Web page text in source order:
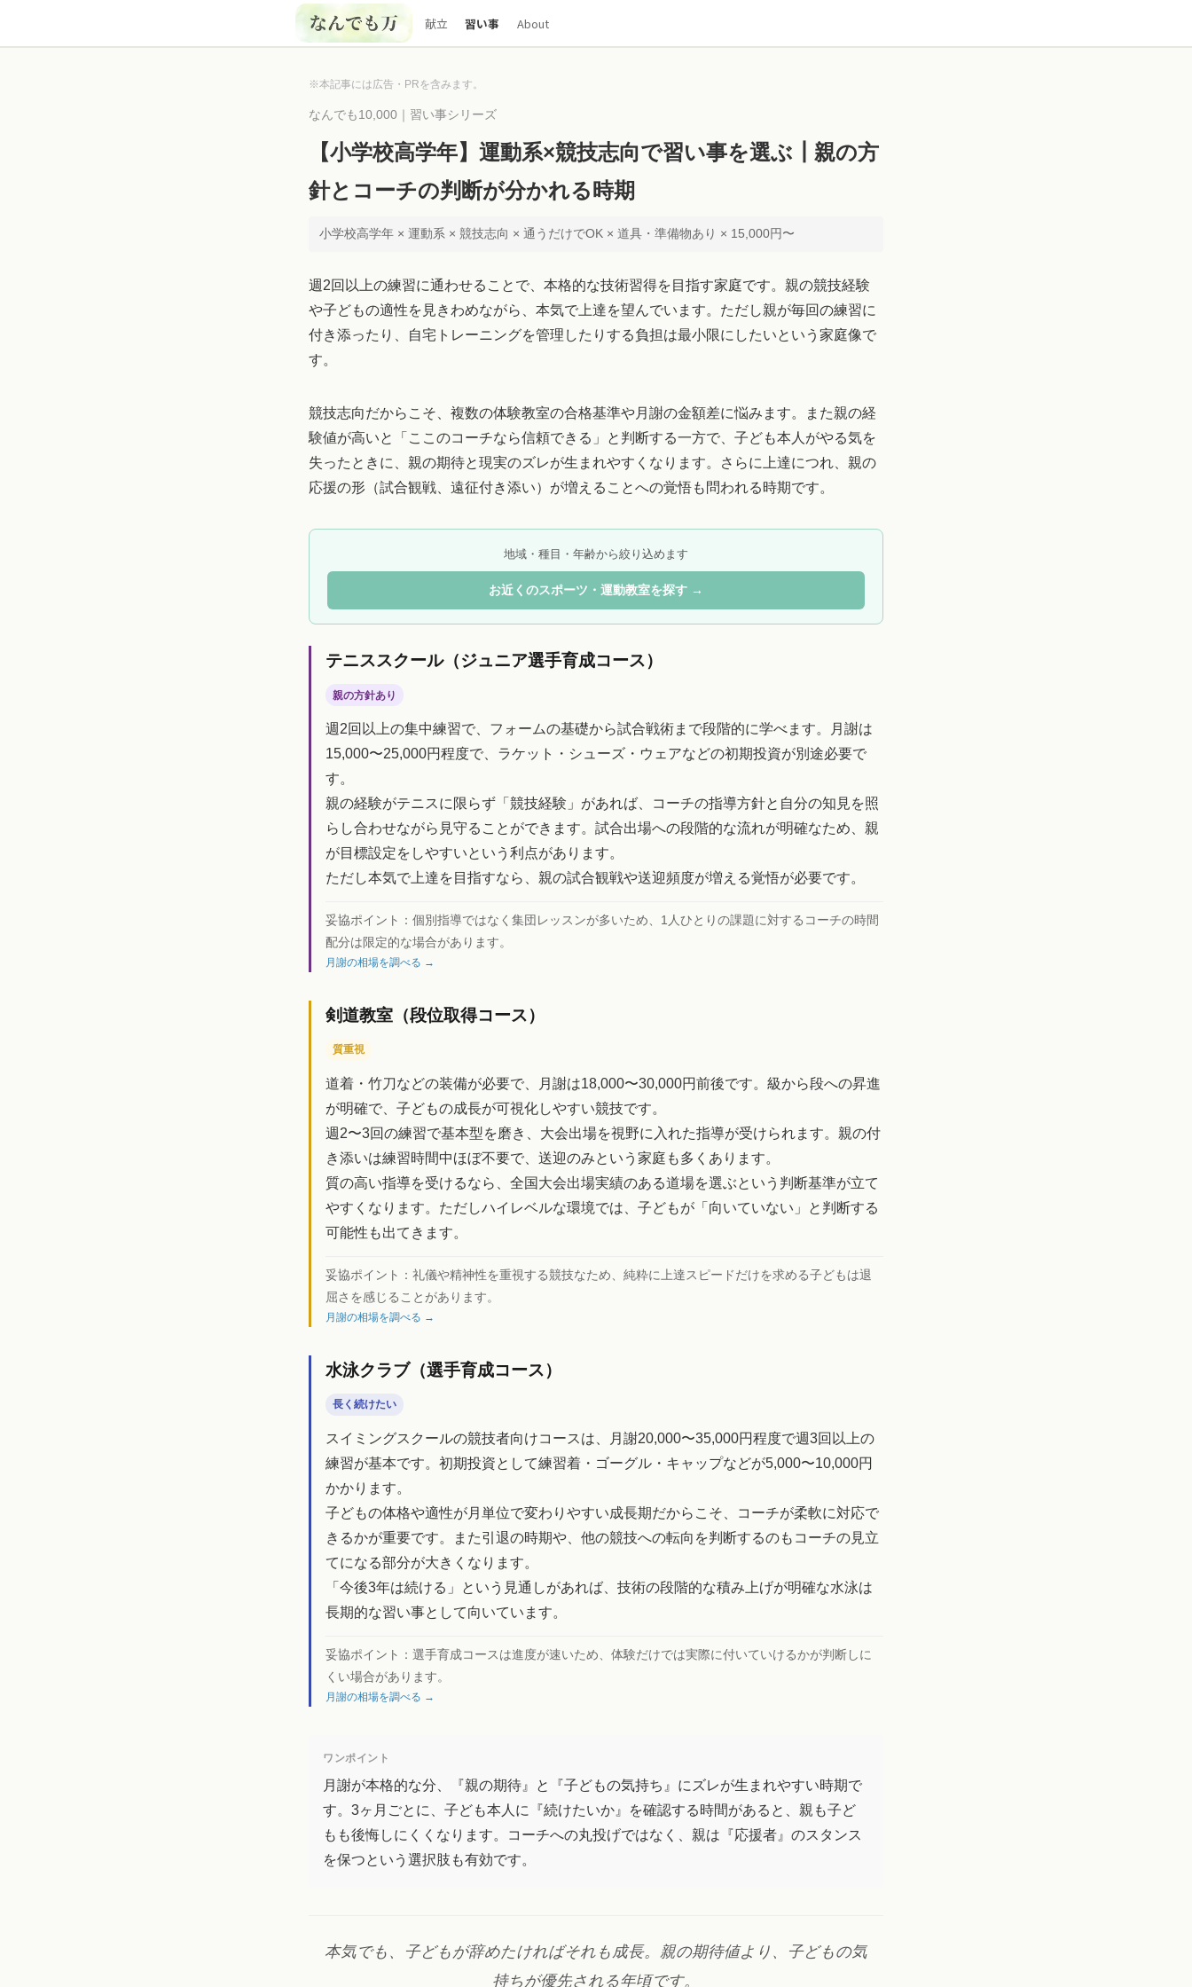
献立 習い事 About
※本記事には広告・PRを含みます。
なんでも10,000｜習い事シリーズ
【小学校高学年】運動系×競技志向で習い事を選ぶ┃親の方
針とコーチの判断が分かれる時期
小学校高学年 × 運動系 × 競技志向 × 通うだけでOK × 道具・準備物あり × 15,000円〜
週2回以上の練習に通わせることで、本格的な技術習得を目指す家庭です。親の競技経験
や子どもの適性を見きわめながら、本気で上達を望んでいます。ただし親が毎回の練習に
付き添ったり、自宅トレーニングを管理したりする負担は最小限にしたいという家庭像で
す。
競技志向だからこそ、複数の体験教室の合格基準や月謝の金額差に悩みます。また親の経
験値が高いと「ここのコーチなら信頼できる」と判断する一方で、子ども本人がやる気を
失ったときに、親の期待と現実のズレが生まれやすくなります。さらに上達につれ、親の
応援の形（試合観戦、遠征付き添い）が増えることへの覚悟も問われる時期です。
地域・種目・年齢から絞り込めます
お近くのスポーツ・運動教室を探す →
テニススクール（ジュニア選手育成コース）
親の方針あり
週2回以上の集中練習で、フォームの基礎から試合戦術まで段階的に学べます。月謝は
15,000〜25,000円程度で、ラケット・シューズ・ウェアなどの初期投資が別途必要で
す。
親の経験がテニスに限らず「競技経験」があれば、コーチの指導方針と自分の知見を照
らし合わせながら見守ることができます。試合出場への段階的な流れが明確なため、親
が目標設定をしやすいという利点があります。
ただし本気で上達を目指すなら、親の試合観戦や送迎頻度が増える覚悟が必要です。
妥協ポイント： 個別指導ではなく集団レッスンが多いため、1人ひとりの課題に対するコーチの時間
配分は限定的な場合があります。
月謝の相場を調べる →
剣道教室（段位取得コース）
質重視
道着・竹刀などの装備が必要で、月謝は18,000〜30,000円前後です。級から段への昇進
が明確で、子どもの成長が可視化しやすい競技です。
週2〜3回の練習で基本型を磨き、大会出場を視野に入れた指導が受けられます。親の付
き添いは練習時間中ほぼ不要で、送迎のみという家庭も多くあります。
質の高い指導を受けるなら、全国大会出場実績のある道場を選ぶという判断基準が立て
やすくなります。ただしハイレベルな環境では、子どもが「向いていない」と判断する
可能性も出てきます。
妥協ポイント： 礼儀や精神性を重視する競技なため、純粋に上達スピードだけを求める子どもは退
屈さを感じることがあります。
月謝の相場を調べる →
水泳クラブ（選手育成コース）
長く続けたい
スイミングスクールの競技者向けコースは、月謝20,000〜35,000円程度で週3回以上の
練習が基本です。初期投資として練習着・ゴーグル・キャップなどが5,000〜10,000円
かかります。
子どもの体格や適性が月単位で変わりやすい成長期だからこそ、コーチが柔軟に対応で
きるかが重要です。また引退の時期や、他の競技への転向を判断するのもコーチの見立
てになる部分が大きくなります。
「今後3年は続ける」という見通しがあれば、技術の段階的な積み上げが明確な水泳は
長期的な習い事として向いています。
妥協ポイント： 選手育成コースは進度が速いため、体験だけでは実際に付いていけるかが判断しに
くい場合があります。
月謝の相場を調べる →
ワンポイント
月謝が本格的な分、『親の期待』と『子どもの気持ち』にズレが生まれやすい時期で
す。3ヶ月ごとに、子ども本人に『続けたいか』を確認する時間があると、親も子ど
もも後悔しにくくなります。コーチへの丸投げではなく、親は『応援者』のスタンス
を保つという選択肢も有効です。
本気でも、子どもが辞めたければそれも成長。親の期待値より、子どもの気
持ちが優先される年頃です。